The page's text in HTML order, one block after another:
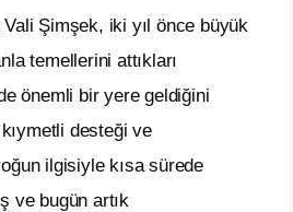
Vali Şimşek, iki yıl önce büyük
temellerini attıkları
önemli bir yere geldiğini
desteği ve
ilgisiyle kısa sürede
ve bugün artık